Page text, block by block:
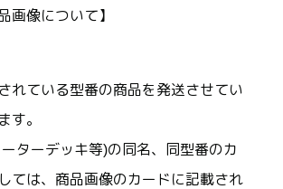
画像について】
れている型番の商品を発送させてい
す。
ターデッキ等)の同名、同型番のカ
ては、商品画像のカードに記載され